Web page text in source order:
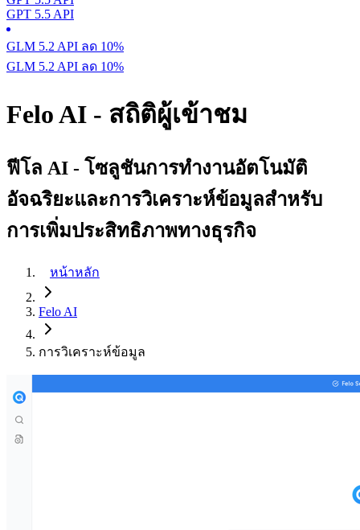
GPT 5.5 API
GLM 5.2 API ลด 10%
GLM 5.2 API ลด 10%
Felo AI - สถิติผู้เข้าชม
ฟีโล AI - โซลูชันการทำงานอัตโนมัติ
อัจฉริยะและการวิเคราะห์ข้อมูลสำหรับ
การเพิ่มประสิทธิภาพทางธุรกิจ
หน้าหลัก
Felo AI
การวิเคราะห์ข้อมูล